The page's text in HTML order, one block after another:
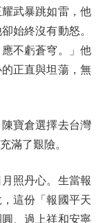
武暴跳如雷，他
始終沒有動怒。
不虧蒼穹。」他
正直與坦蕩，無
寶倉選擇去台灣
滿了艱險。
照丹心。生當報
這份「報國平天
、過上祥和安寧